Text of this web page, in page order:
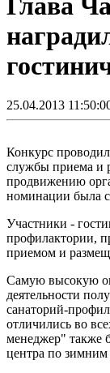
25.04.2013
Конкурс
службы приема и
продвижению
номинации была
Участники -
профилактории,
приемом и
Самую высокую
деятельности
санаторий-
отличились во
менеджер" также
центра по